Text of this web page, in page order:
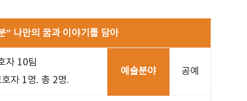
” 나만의 꿈과 이야기를 담아
자 10팀
자 1명. 총 2명.
예술분야 공예